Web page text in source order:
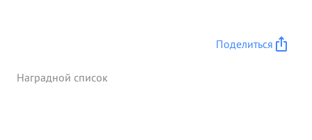
Поделиться
Наградной список